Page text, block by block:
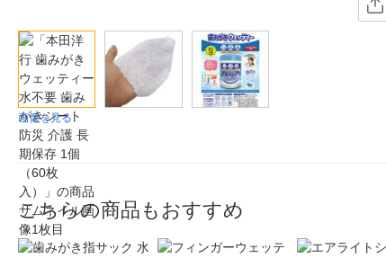
画像を見る
こちらの商品もおすすめ